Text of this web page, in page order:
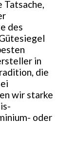
Tatsache,
des
in
die
wir starke
oder